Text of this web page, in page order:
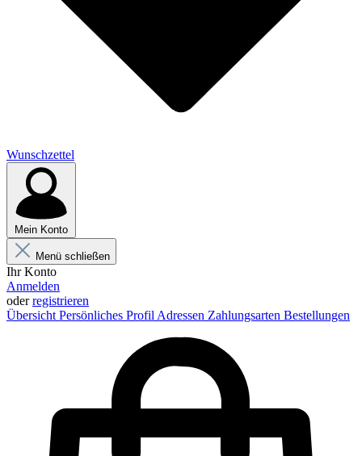
Wunschzettel
Mein Konto
Menü schließen
Ihr Konto
Anmelden
oderregistrieren
Übersicht Persönliches Profil Adressen Zahlungsarten Bestellungen